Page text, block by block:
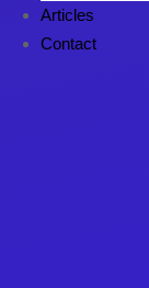
Articles
Contact